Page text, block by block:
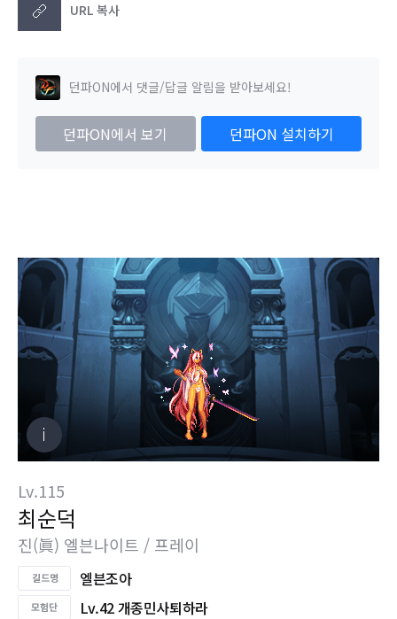
URL 복사
던파ON에서 댓글/답글 알림을 받아보세요!
던파ON에서 보기 던파ON 설치하기
Lv.115
최순덕
진(眞) 엘븐나이트 / 프레이
엘븐조아
Lv.42 개종민사퇴하라